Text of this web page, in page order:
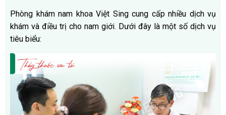
Phòng khám nam khoa Việt Sing cung cấp nhiều dịch vụ
khám và điều trị cho nam giới. Dưới đây là một số dịch vụ
tiêu biểu: